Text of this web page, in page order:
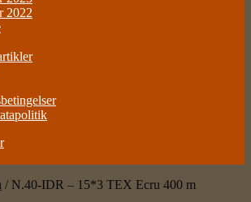
2022
/ N.40-IDR – 15*3 TEX Ecru 400 m